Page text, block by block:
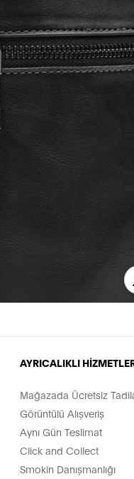
AYRICALIKLI
Mağazada Ücretsiz
Görüntülü Alışveriş
Aynı Gün Teslimat
Click and Collect
Smokin Danışmanlığı